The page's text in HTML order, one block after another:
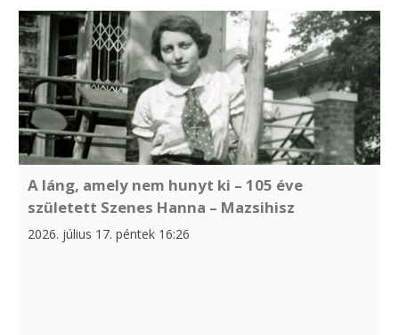
A láng, amely nem hunyt ki – 105 éve
született Szenes Hanna – Mazsihisz
2026. július 17. péntek 16:26